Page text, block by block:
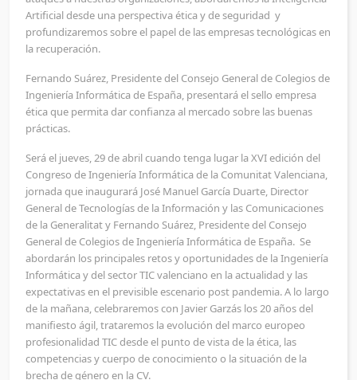
Artificial desde una perspectiva ética y de seguridad y
profundizaremos sobre el papel de las empresas tecnológicas en
la recuperación.
Fernando Suárez, Presidente del Consejo General de Colegios de
Ingeniería Informática de España, presentará el sello empresa
ética que permita dar confianza al mercado sobre las buenas
prácticas.
Será el jueves, 29 de abril cuando tenga lugar la XVI edición del
Congreso de Ingeniería Informática de la Comunitat Valenciana,
jornada que inaugurará José Manuel García Duarte, Director
General de Tecnologías de la Información y las Comunicaciones
de la Generalitat y Fernando Suárez, Presidente del Consejo
General de Colegios de Ingeniería Informática de España. Se
abordarán los principales retos y oportunidades de la Ingeniería
Informática y del sector TIC valenciano en la actualidad y las
expectativas en el previsible escenario post pandemia. A lo largo
de la mañana, celebraremos con Javier Garzás los 20 años del
manifiesto ágil, trataremos la evolución del marco europeo
profesionalidad TIC desde el punto de vista de la ética, las
competencias y cuerpo de conocimiento o la situación de la
brecha de género en la CV.